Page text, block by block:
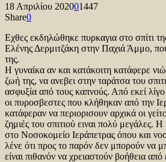
18 Απριλίου 202001447
Share0
Εχθες εκδηλώθηκε πυρκαγια στο σπίτι
Ελένης Δερμιτζάκη στην Παχιά Άμμο,
της.
Η γυναίκα αν και κατάκοιτη κατάφερε
ζωή της, να ανεβει στην ταράτσα του
ασφυξία από τους καπνούς. Από εκεί
οι πυροσβεστες που κλήθηκαν από την
κατάφεραν να περιορισουν αρχικά οι
ζημιές του σπιτιού ειναι πολύ μεγάλες.
στο Νοσοκομείο Ιεράπετρας όπου και
λένε ότι προς το παρόν δεν μπορούν να
είναι πιθανόν να χρειαστούν βοήθεια από